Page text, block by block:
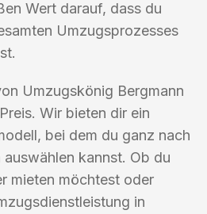
Wert darauf, dass du
Umzugsprozesses
Umzugskönig Bergmann
Wir bieten dir ein
bei dem du ganz nach
kannst. Ob du
mieten möchtest oder
in